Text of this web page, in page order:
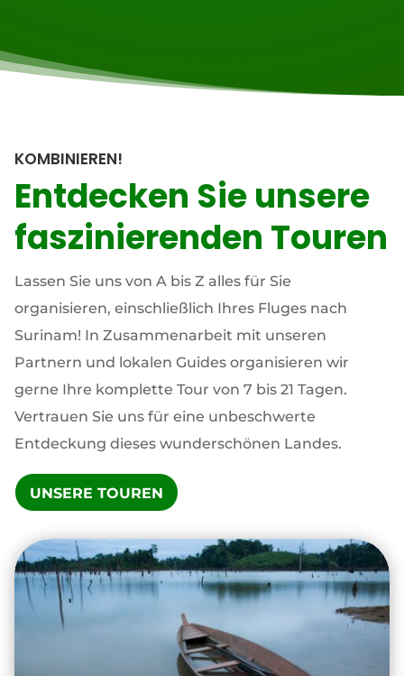
KOMBINIEREN!
Entdecken Sie unsere
faszinierenden Touren
Lassen Sie uns von A bis Z alles für Sie
organisieren, einschließlich Ihres Fluges nach
Surinam! In Zusammenarbeit mit unseren
Partnern und lokalen Guides organisieren wir
gerne Ihre komplette Tour von 7 bis 21 Tagen.
Vertrauen Sie uns für eine unbeschwerte
Entdeckung dieses wunderschönen Landes.
UNSERE TOUREN